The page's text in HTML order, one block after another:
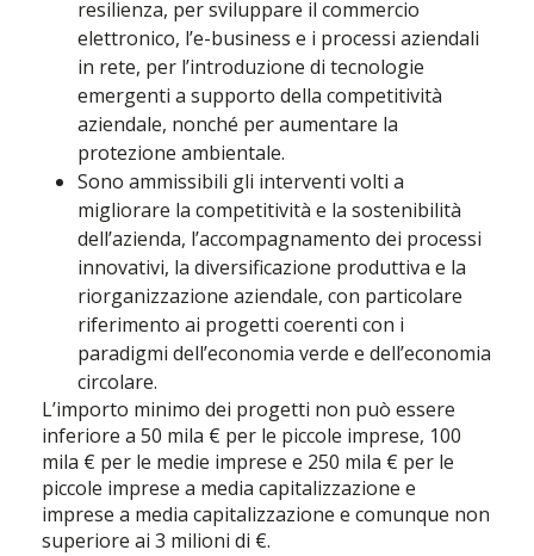
resilienza, per sviluppare il commercio
elettronico, l’e-business e i processi aziendali
in rete, per l’introduzione di tecnologie
emergenti a supporto della competitività
aziendale, nonché per aumentare la
protezione ambientale.
Sono ammissibili gli interventi volti a
migliorare la competitività e la sostenibilità
dell’azienda, l’accompagnamento dei processi
innovativi, la diversificazione produttiva e la
riorganizzazione aziendale, con particolare
riferimento ai progetti coerenti con i
paradigmi dell’economia verde e dell’economia
circolare.
L’importo minimo dei progetti non può essere
inferiore a 50 mila € per le piccole imprese, 100
mila € per le medie imprese e 250 mila € per le
piccole imprese a media capitalizzazione e
imprese a media capitalizzazione e comunque non
superiore ai 3 milioni di €.